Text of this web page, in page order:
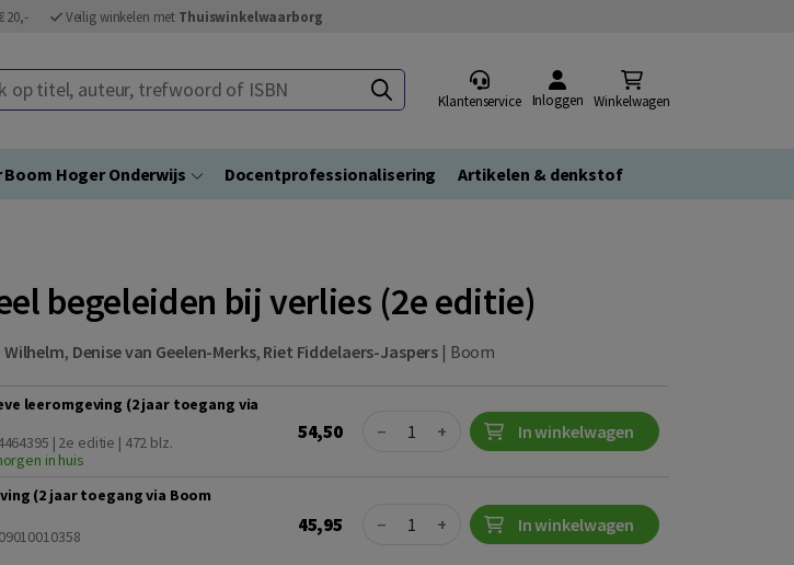
20,- Veilig winkelen met Thuiswinkelwaarborg
titel, auteur, trefwoord of ISBN
Klantenservice Inloggen Winkelwagen
Boom Hoger Onderwijs Docentprofessionalisering Artikelen & denkstof
begeleiden bij verlies (2e editie)
Wilhelm, Denise van Geelen-Merks, Riet Fiddelaers-Jaspers | Boom
leeromgeving (2 jaar toegang via
| 2e editie | 472 blz.
in huis
54,50 Quantity
− + In winkelwagen
(2 jaar toegang via Boom
45,95 Quantity
− + In winkelwagen